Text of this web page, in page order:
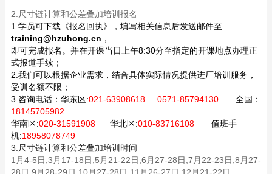
2.尺寸链计算和公差叠加培训报名
1.学员可下载《报名回执》，填写相关信息后发送邮件至
training@hzuhong.cn ，
即可完成报名。并在开课当日上午8:30分至指定的开课地点办理正
式报道手续；
2.我们可以根据企业需求，结合具体实际情况提供进厂培训服务，
受训名额不限；
3.咨询电话： 华东区:021-63908618 0571-85794130
全国：
18145705982
华南区:020-31591908 华北区:010-83716108 值班手
机:18958078749
3.尺寸链计算和公差叠加培训时间
1月4-5日,3月17-18日,5月21-22日,6月27-28日,7月22-23日,8月27-